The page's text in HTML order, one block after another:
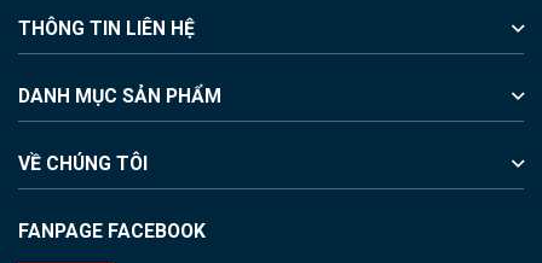
THÔNG TIN LIÊN HỆ
DANH MỤC SẢN PHẨM
VỀ CHÚNG TÔI
FANPAGE FACEBOOK